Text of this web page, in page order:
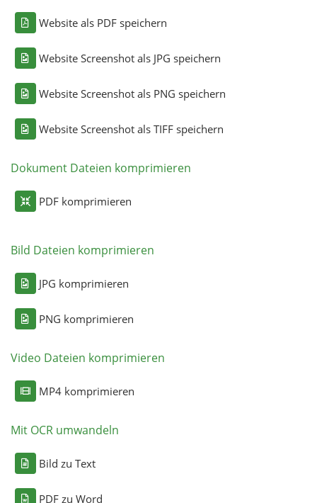
Website als PDF speichern
Website Screenshot als JPG speichern
Website Screenshot als PNG speichern
Website Screenshot als TIFF speichern
Dokument Dateien komprimieren
PDF komprimieren
Bild Dateien komprimieren
JPG komprimieren
PNG komprimieren
Video Dateien komprimieren
MP4 komprimieren
Mit OCR umwandeln
Bild zu Text
PDF zu Word